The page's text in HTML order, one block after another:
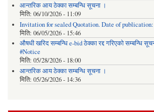
आन्तरिक आय ठेक्का सम्बन्धि सूचना ।
मिति: 06/10/2026 - 11:09
Invitation for sealed Quotation. Date of publication:
मिति: 06/05/2026 - 15:46
औषधी खरिद सम्बन्धि e-bid ठेक्का रद्द गरिएको सम्बन्धि
#Notice
मिति: 05/28/2026 - 18:00
आन्तरिक आय ठेक्का सम्बन्धि सूचना ।
मिति: 05/26/2026 - 14:36